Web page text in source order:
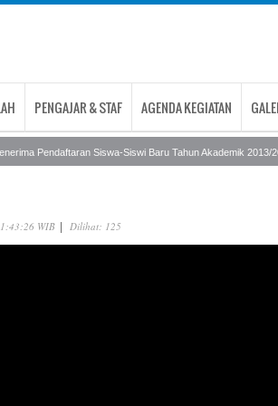
PENGAJAR & STAF AGENDA KEGIATAN
Pendaftaran Siswa-Siswi Baru Tahun Akademik 2013/2014
WIB Dilihat: 125